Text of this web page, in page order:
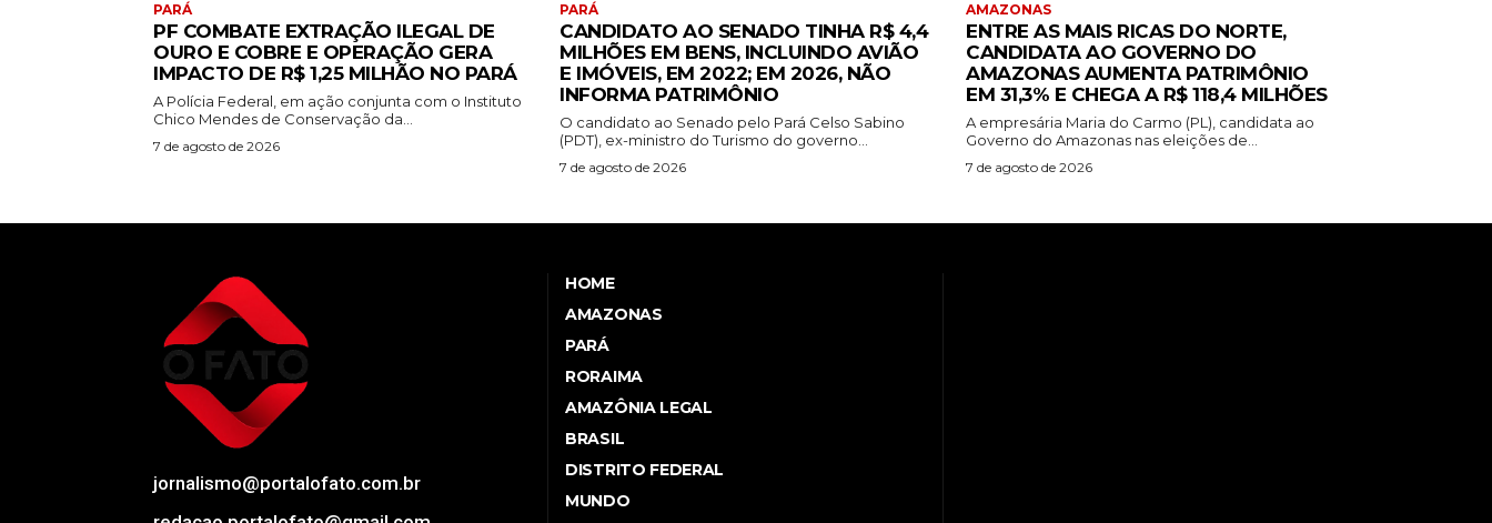
PARÁ
PF COMBATE EXTRAÇÃO ILEGAL DE
OURO E COBRE E OPERAÇÃO GERA
IMPACTO DE R$ 1,25 MILHÃO NO PARÁ
A Polícia Federal, em ação conjunta com o Instituto
Chico Mendes de Conservação da...
7 de agosto de 2026
PARÁ
CANDIDATO AO SENADO TINHA R$ 4,4
MILHÕES EM BENS, INCLUINDO AVIÃO
E IMÓVEIS, EM 2022; EM 2026, NÃO
INFORMA PATRIMÔNIO
O candidato ao Senado pelo Pará Celso Sabino
(PDT), ex-ministro do Turismo do governo...
7 de agosto de 2026
AMAZONAS
ENTRE AS MAIS RICAS DO NORTE,
CANDIDATA AO GOVERNO DO
AMAZONAS AUMENTA PATRIMÔNIO
EM 31,3% E CHEGA A R$ 118,4 MILHÕES
A empresária Maria do Carmo (PL), candidata ao
Governo do Amazonas nas eleições de...
7 de agosto de 2026
jornalismo@portalofato.com.br
HOME
AMAZONAS
PARÁ
RORAIMA
AMAZÔNIA LEGAL
BRASIL
DISTRITO FEDERAL
MUNDO